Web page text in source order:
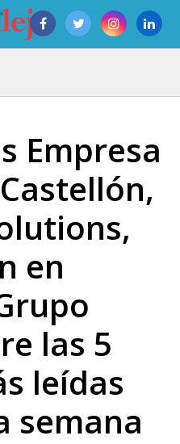
Empresa
en
las 5
leídas
semana